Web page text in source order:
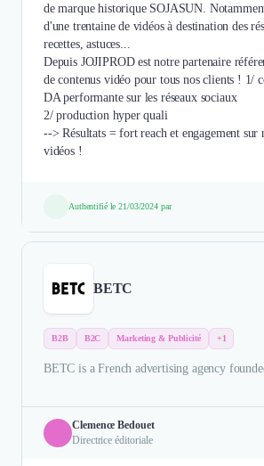
de marque historique SOJASUN.
d'une trentaine de vidéos à destination des
recettes, astuces...
Depuis JOJIPROD est notre partenaire
de contenus vidéo pour tous nos clients ! 1/
DA performante sur les réseaux sociaux
2/ production hyper quali
--> Résultats = fort reach et engagement sur
vidéos !
Authentifié le 21/03/2024 par
BETC
B2B B2C Marketing & Publicité +1
BETC is a French advertising agency
Clemence Bedouet
Directrice éditoriale